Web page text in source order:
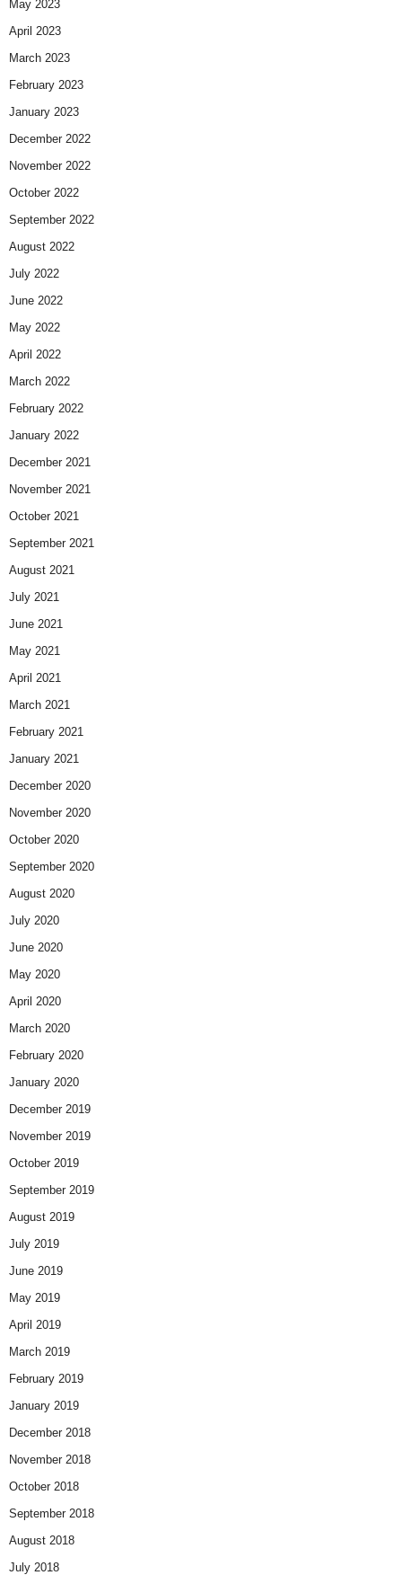
May 2023
April 2023
March 2023
February 2023
January 2023
December 2022
November 2022
October 2022
September 2022
August 2022
July 2022
June 2022
May 2022
April 2022
March 2022
February 2022
January 2022
December 2021
November 2021
October 2021
September 2021
August 2021
July 2021
June 2021
May 2021
April 2021
March 2021
February 2021
January 2021
December 2020
November 2020
October 2020
September 2020
August 2020
July 2020
June 2020
May 2020
April 2020
March 2020
February 2020
January 2020
December 2019
November 2019
October 2019
September 2019
August 2019
July 2019
June 2019
May 2019
April 2019
March 2019
February 2019
January 2019
December 2018
November 2018
October 2018
September 2018
August 2018
July 2018